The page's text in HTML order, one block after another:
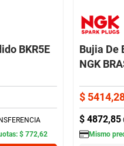
BKR5E
$ 772,62
Bujia De
NGK
$ 5414,
$ 4872,85
Mismo